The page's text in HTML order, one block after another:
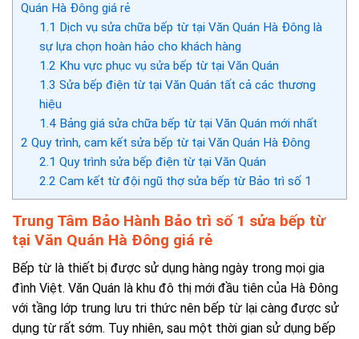
Quán Hà Đông giá rẻ
1.1 Dịch vụ sửa chữa bếp từ tại Văn Quán Hà Đông là
sự lựa chọn hoàn hảo cho khách hàng
1.2 Khu vực phục vụ sửa bếp từ tại Văn Quán
1.3 Sửa bếp điện từ tại Văn Quán tất cả các thương
hiệu
1.4Bảng giá sửa chữa bếp từ tại Văn Quán mới nhất
2 Quy trình, cam kết sửa bếp từ tại Văn Quán Hà Đông
2.1 Quy trình sửa bếp điện từ tại Văn Quán
2.2 Cam kết từ đội ngũ thợ sửa bếp từ Bảo trì số 1
Trung Tâm Bảo Hành Bảo trì số 1 sửa bếp từ
tại Văn Quán Hà Đông giá rẻ
Bếp từ là thiết bị được sử dụng hàng ngày trong mọi gia
đình Việt. Văn Quán là khu đô thị mới đầu tiên của Hà Đông
với tầng lớp trung lưu tri thức nên bếp từ lại càng được sử
dụng từ rất sớm. Tuy nhiên, sau một thời gian sử dụng bếp